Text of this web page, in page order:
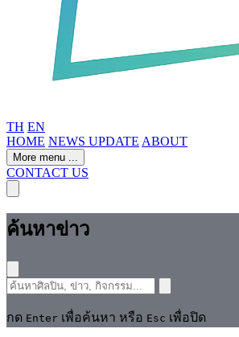
TH EN
HOME NEWS UPDATE ABOUT
More menu ...
CONTACT US
ค้นหาข่าว
กด Enter เพื่อค้นหา หรือ Esc เพื่อปิด